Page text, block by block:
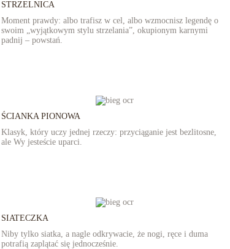
STRZELNICA
Moment prawdy: albo trafisz w cel, albo wzmocnisz legendę o
swoim „wyjątkowym stylu strzelania”, okupionym karnymi
padnij – powstań.
ŚCIANKA PIONOWA
Klasyk, który uczy jednej rzeczy: przyciąganie jest bezlitosne,
ale Wy jesteście uparci.
SIATECZKA
Niby tylko siatka, a nagle odkrywacie, że nogi, ręce i duma
potrafią zaplątać się jednocześnie.